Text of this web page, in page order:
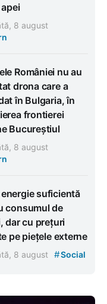
8 august
României nu au
drona care a
în Bulgaria, în
frontierei
Bucureștiul
8 august
energie suficientă
consumul de
dar cu prețuri
pe piețele externe
8 august #Social